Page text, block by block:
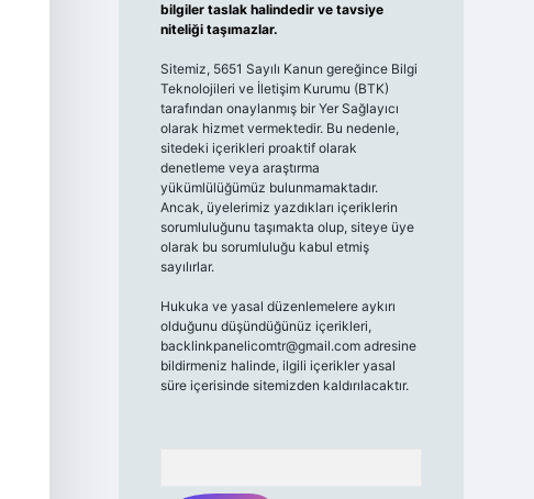
bilgiler taslak halindedir ve tavsiye
niteliği taşımazlar.
Sitemiz, 5651 Sayılı Kanun gereğince Bilgi
Teknolojileri ve İletişim Kurumu (BTK)
tarafından onaylanmış bir Yer Sağlayıcı
olarak hizmet vermektedir. Bu nedenle,
sitedeki içerikleri proaktif olarak
denetleme veya araştırma
yükümlülüğümüz bulunmamaktadır.
Ancak, üyelerimiz yazdıkları içeriklerin
sorumluluğunu taşımakta olup, siteye üye
olarak bu sorumluluğu kabul etmiş
sayılırlar.
Hukuka ve yasal düzenlemelere aykırı
olduğunu düşündüğünüz içerikleri,
backlinkpanelicomtr@gmail.com adresine
bildirmeniz halinde, ilgili içerikler yasal
süre içerisinde sitemizden kaldırılacaktır.